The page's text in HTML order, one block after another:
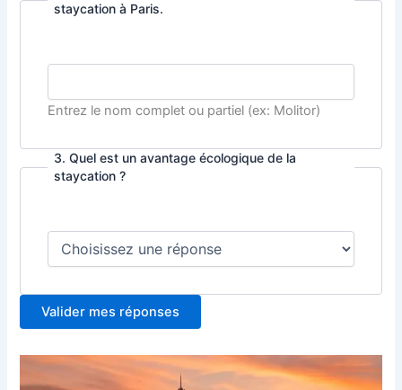
staycation à Paris.
Entrez le nom complet ou partiel (ex: Molitor)
3. Quel est un avantage écologique de la
staycation ?
Valider mes réponses